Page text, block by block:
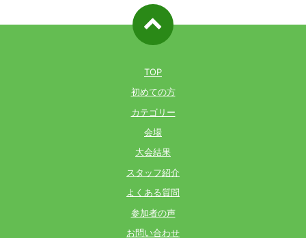
TOP
初めての方
カテゴリー
会場
大会結果
スタッフ紹介
よくある質問
参加者の声
お問い合わせ